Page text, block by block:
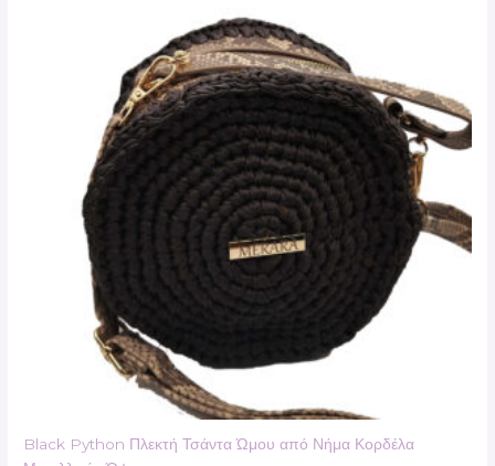
Black Python Πλεκτή Τσάντα Ώμου από Νήμα Κορδέλα